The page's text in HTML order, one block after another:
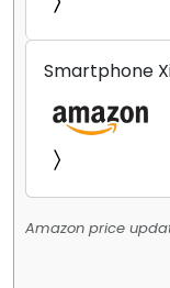
Smartphone
256GB/
Elite Top de
Jogos
Amazon price